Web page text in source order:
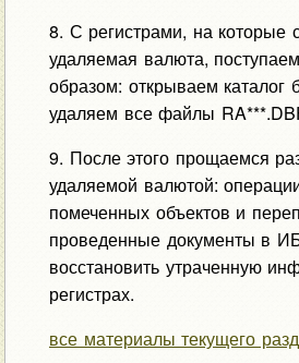
8. С регистрами, на которые
удаляемая валюта,
образом: открываем каталог
удаляем все файлы
9. После этого прощаемся
удаляемой валютой:
помеченных объектов и
проведенные документы в
восстановить утраченную
регистрах.
все материалы текущего